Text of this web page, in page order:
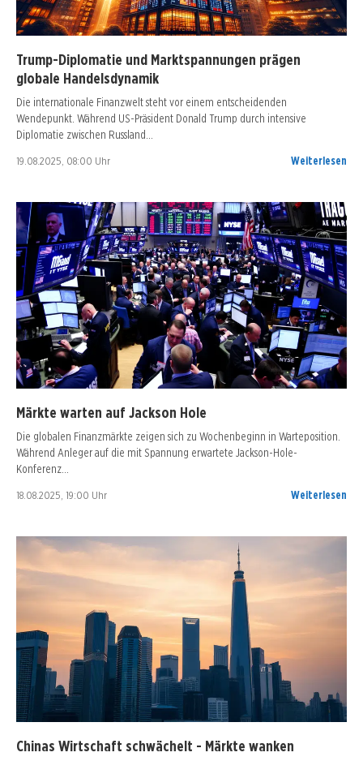
Trump-Diplomatie und Marktspannungen prägen
globale Handelsdynamik
Die internationale Finanzwelt steht vor einem entscheidenden
Wendepunkt. Während US-Präsident Donald Trump durch intensive
Diplomatie zwischen Russland…
19.08.2025, 08:00 Uhr Weiterlesen
Märkte warten auf Jackson Hole
Die globalen Finanzmärkte zeigen sich zu Wochenbeginn in Warteposition.
Während Anleger auf die mit Spannung erwartete Jackson-Hole-
Konferenz…
18.08.2025, 19:00 Uhr Weiterlesen
Chinas Wirtschaft schwächelt - Märkte wanken